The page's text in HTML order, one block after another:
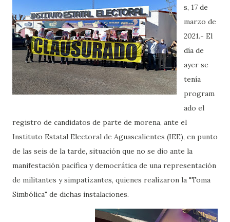
s, 17 de
marzo de
2021.- El
día de
ayer se
tenía
program
ado el
registro de candidatos de parte de morena, ante el
Instituto Estatal Electoral de Aguascalientes (IEE), en punto
de las seis de la tarde, situación que no se dio ante la
manifestación pacífica y democrática de una representación
de militantes y simpatizantes, quienes realizaron la "Toma
Simbólica" de dichas instalaciones.